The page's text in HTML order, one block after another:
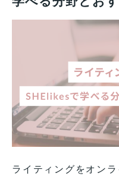
ライティングをオン